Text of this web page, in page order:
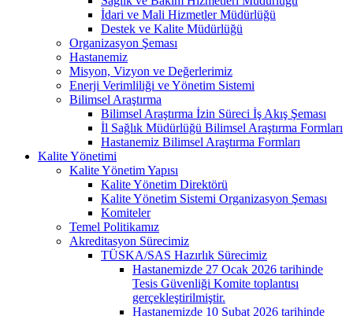
İdari ve Mali Hizmetler Müdürlüğü
Destek ve Kalite Müdürlüğü
Organizasyon Şeması
Hastanemiz
Misyon, Vizyon ve Değerlerimiz
Enerji Verimliliği ve Yönetim Sistemi
Bilimsel Araştırma
Bilimsel Araştırma İzin Süreci İş Akış Şeması
İl Sağlık Müdürlüğü Bilimsel Araştırma Formları
Hastanemiz Bilimsel Araştırma Formları
Kalite Yönetimi
Kalite Yönetim Yapısı
Kalite Yönetim Direktörü
Kalite Yönetim Sistemi Organizasyon Şeması
Komiteler
Temel Politikamız
Akreditasyon Sürecimiz
TÜSKA/SAS Hazırlık Sürecimiz
Hastanemizde 27 Ocak 2026 tarihinde
Tesis Güvenliği Komite toplantısı
gerçekleştirilmiştir.
Hastanemizde 10 Şubat 2026 tarihinde